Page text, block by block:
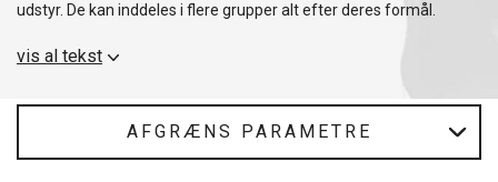
udstyr. De kan inddeles i flere grupper alt efter deres formål.
Refleksveste - garanterer maksimal sikkerhed og synlighed under
- beskytter kroppen i tilfælde af fald eller
vis al tekst
AFGRÆNS PARAMETRE